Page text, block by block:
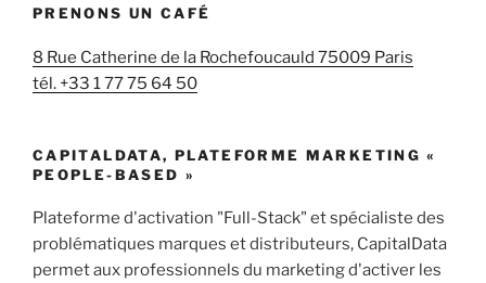
PRENONS UN CAFÉ
8 Rue Catherine de la Rochefoucauld 75009 Paris
tél. +33 1 77 75 64 50
CAPITALDATA, PLATEFORME MARKETING «
PEOPLE-BASED »
Plateforme d'activation "Full-Stack" et spécialiste des
problématiques marques et distributeurs, CapitalData
permet aux professionnels du marketing d'activer les